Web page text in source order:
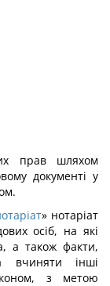
прав шляхом
документі у
» нотаріат
осіб, на які
а також факти,
інші
з метою